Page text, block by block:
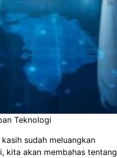
Teknologi
kasih sudah meluangkan
kita akan membahas tentang